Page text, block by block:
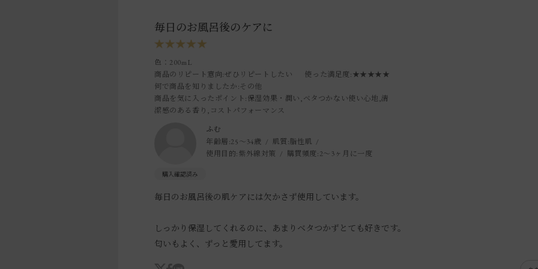
毎日のお風呂後のケアに
色：200mL
商品のリピート意向:ぜひリピートしたい 使った満足度:★★★★★
何で商品を知りましたか:その他
商品を気に入ったポイント :保湿効果・潤い,ベタつかない使い心地,清
潔感のある香り,コストパフォーマンス
ふむ
年齢層:25～34歳 肌質:脂性肌
使用目的:紫外線対策 購買頻度:2～3ヶ月に一度
毎日のお風呂後の肌ケアには欠かさず使用しています。
しっかり保湿してくれるのに、あまりベタつかずとても好きです。
匂いもよく、ずっと愛用してます。